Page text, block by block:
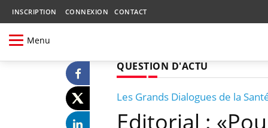
INSCRIPTION CONNEXION CONTACT
Menu
QUESTION D'ACTU
Les Grands Dialogues de la
Editorial :